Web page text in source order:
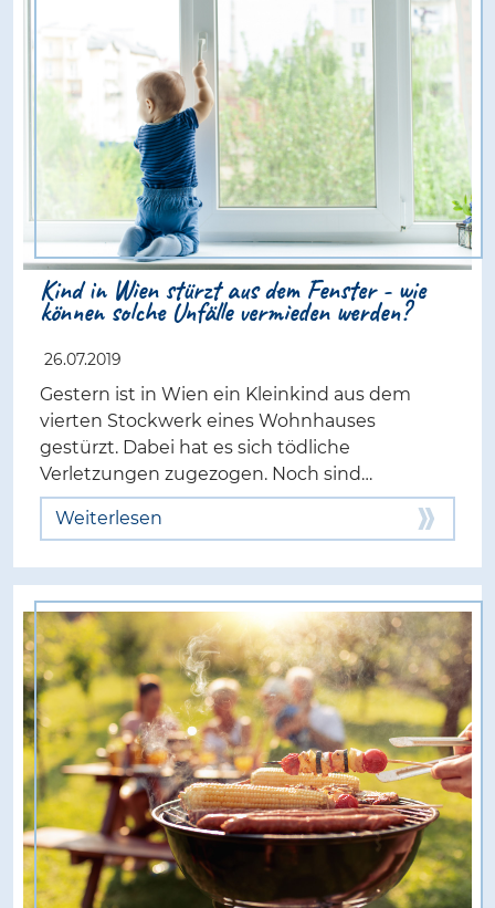
Kind in Wien stürzt aus dem Fenster - wie
können solche Unfälle vermieden werden?
26.07.2019
Gestern ist in Wien ein Kleinkind aus dem
vierten Stockwerk eines Wohnhauses
gestürzt. Dabei hat es sich tödliche
Verletzungen zugezogen. Noch sind…
Weiterlesen